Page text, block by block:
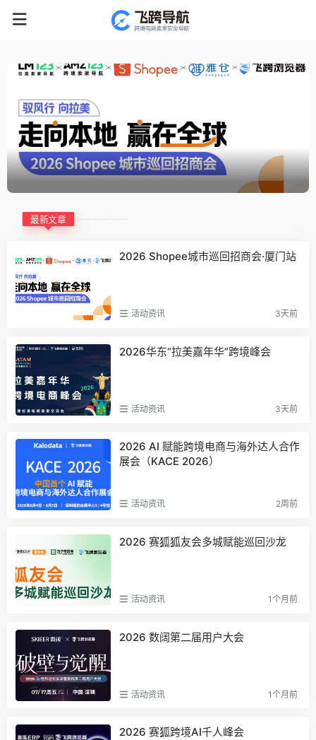
最新文章
2026 Shopee城市巡回招商会·厦门站
活动资讯 3天前
2026华东“拉美嘉年华”跨境峰会
活动资讯 3天前
2026 AI 赋能跨境电商与海外达人合作
展会（KACE 2026）
活动资讯 2周前
2026 赛狐狐友会多城赋能巡回沙龙
活动资讯 1个月前
2026 数阔第二届用户大会
活动资讯 1个月前
2026 赛狐跨境AI千人峰会